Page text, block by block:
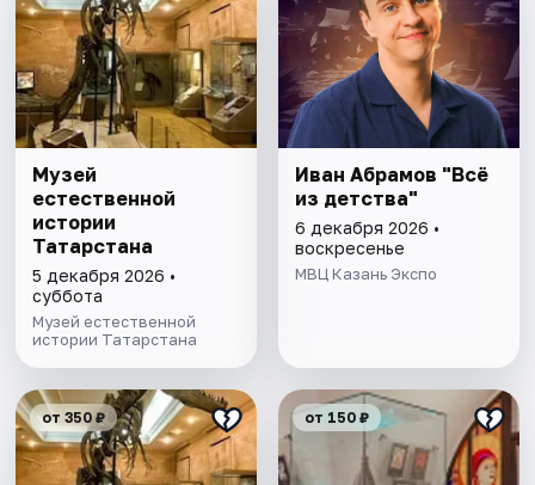
Музей
естественной
истории
Татарстана
5 декабря 2026 •
суббота
Музей естественной
истории Татарстана
Иван Абрамов "Всё
из детства"
6 декабря 2026 •
воскресенье
МВЦ Казань Экспо
от 350 ₽ от 150 ₽